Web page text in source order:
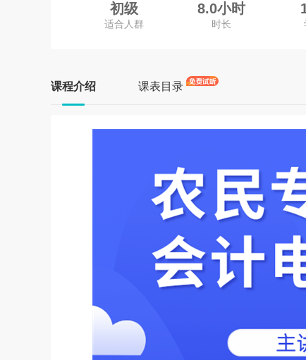
初级
适合人群
8.0小时
时长
课程介绍 课表目录